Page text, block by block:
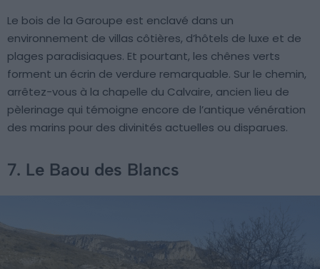
Le bois de la Garoupe est enclavé dans un
environnement de villas côtières, d’hôtels de luxe et de
plages paradisiaques. Et pourtant, les chênes verts
forment un écrin de verdure remarquable. Sur le chemin,
arrêtez-vous à la chapelle du Calvaire, ancien lieu de
pèlerinage qui témoigne encore de l’antique vénération
des marins pour des divinités actuelles ou disparues.
7. Le Baou des Blancs